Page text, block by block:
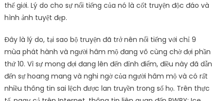
thế giới. Lý do cho sự nổi tiếng của nó là cốt truyện độc đáo và
hình ảnh tuyệt đẹp.
Đây là lý do, tại sao bộ truyện đã trở nên nổi tiếng với chỉ 9
mùa phát hành và người hâm mộ đang vô cùng chờ đợi phần
thứ 10. Vì sự mong đợi đang lên đến đỉnh điểm, điều này đã dẫn
đến sự hoang mang và nghi ngờ của người hâm mộ và có rất
nhiều thông tin sai lệch được lan truyền trong số họ. Trên thực